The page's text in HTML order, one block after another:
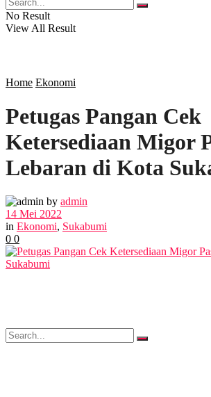
SOSOK
POLITIK
OPINI
No Result
View All Result
Home Ekonomi
Petugas Pangan Cek
Ketersediaan Migor
Lebaran di Kota
by admin
14 Mei 2022
in Ekonomi, Sukabumi
0 0